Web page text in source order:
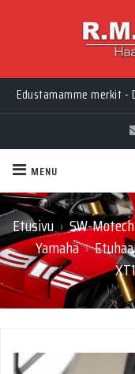
Edustamamme merkit -
MENU
Etusivu › SW-Motech
Yamaha ›